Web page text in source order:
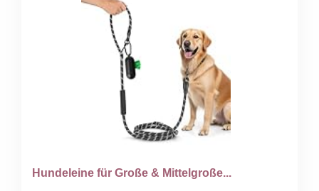
Hundeleine für Große & Mittelgroße...